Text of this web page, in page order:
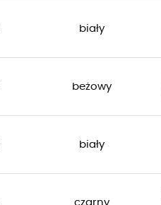
biały
beżowy
biały
czarny